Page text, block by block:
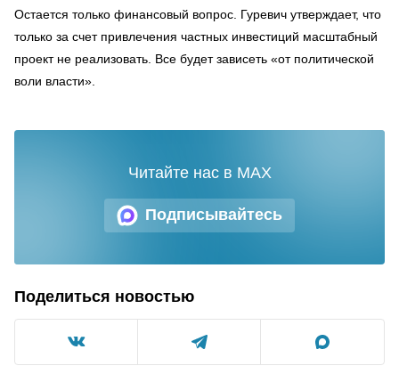
Остается только финансовый вопрос. Гуревич утверждает, что
только за счет привлечения частных инвестиций масштабный
проект не реализовать. Все будет зависеть «от политической
воли власти».
Подписывайтесь
Читайте нас в MAX
Поделиться новостью